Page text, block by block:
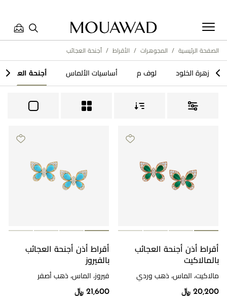
الصفحة الرئيسية / المجوهرات / الأقراط / أجنحة العجائب
< زهرة الخلود​ لوف م أساسيات الألماس أجنحة العجائب
>
أقراط أذن أجنحة العجائب
بالمالاكيت
مالاكيت، الماس، ذهب وردي
20,200 ﷼
أقراط أذن أجنحة العجائب
بالفيروز
فيروز، الماس، ذهب أصفر
21,600 ﷼
مرحبا بكم في معوّض. كيف يمكننا مساعدتك؟ الرجاء تحديد أحد
الخيارات أدناه.